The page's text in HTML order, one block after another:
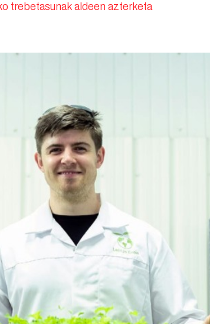
trebetasunak aldeen azterketa